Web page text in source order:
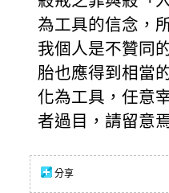
為工具的信念，
我個人是不贊同
胎也應得到相當
化為工具，任意
者過目，請留意
分享